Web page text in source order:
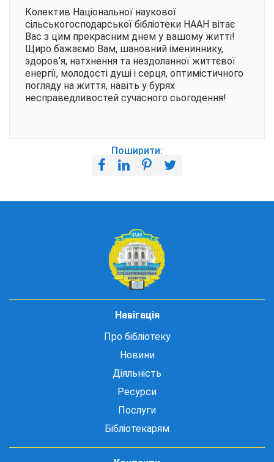
Колектив Національної наукової
сільськогосподарської бібліотеки НААН вітає
Вас з цим прекрасним днем у вашому житті!
Щиро бажаємо Вам, шановний імениннику,
здоров’я, натхнення та нездоланної життєвої
енергії, молодості душі і серця, оптимістичного
погляду на життя, навіть у бурях
несправедливостей сучасного сьогодення!
Поширити:
Навігація
Про бібліотеку
Новини
Діяльність
Ресурси
Послуги
Бібліотекарям